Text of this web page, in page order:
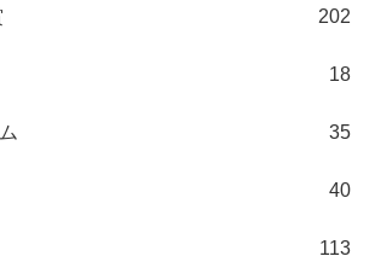
202
18
35
40
113